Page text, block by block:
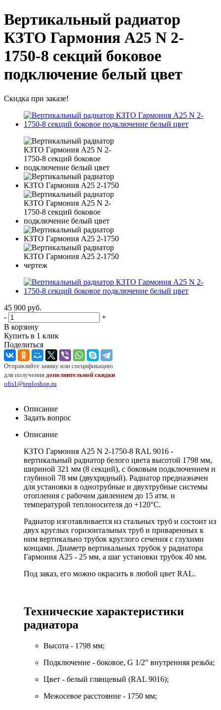
Вертикальный радиатор
КЗТО Гармония А25 N 2-
1750-8 секций боковое
подключение белый цвет
Скидка при заказе!
45 900 руб.
-
+
В корзину
Купить в 1 клик
Поделиться
Отправляйте заявку или спецификацию
для получения дополнительной скидки
ofis1@teploshop.ru
Описание
Задать вопрос
Описание
КЗТО Гармония А25 N 2-1750-8 RAL 9016 -
вертикальный радиатор белого цвета высотой 1798 мм,
шириной 321 мм (8 секций), с боковым подключением и
глубиной 78 мм (двухрядный). Радиатор предназначен
для установки в однотрубные и двухтрубные системы
отопления с рабочим давлением до 15 атм. и
температурой теплоносителя до +120°С.
Радиатор изготавливается из стальных труб и состоит из
двух круглых горизонтальных труб и приваренных к
ним вертикально трубок круглого сечения с глухими
концами. Диаметр вертикальных трубок у радиатора
Гармония А25 - 25 мм, а шаг установки трубок 40 мм.
Под заказ, его можно окрасить в любой цвет RAL.
Технические характеристики
радиатора
Высота - 1798 мм;
Подключение - боковое, G 1/2" внутренняя резьба;
Цвет - белый глянцевый (RAL 9016);
Межосевое расстояние - 1750 мм;